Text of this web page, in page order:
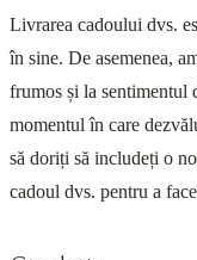
Livrarea cadoului dvs.
în sine. De asemenea,
frumos și la sentimentul
momentul în care
să doriți să includeți o
cadoul dvs. pentru a